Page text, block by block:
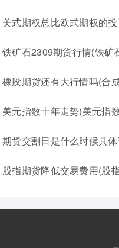
美式期权总比欧式期权的
铁矿石2309期货行情(铁矿
橡胶期货还有大行情吗(合
美元指数十年走势(美元指
期货交割日是什么时候具
股指期货降低交易费用(股